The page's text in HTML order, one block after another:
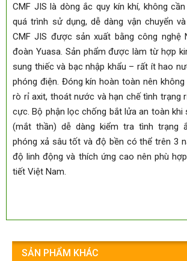
CMF JIS là dòng ắc quy kín khí, không
quá trình sử dụng, dễ dàng vận chuyển
CMF JIS được sản xuất bằng công nghệ
đoàn Yuasa. Sản phẩm được làm từ hợp
sung thiếc và bạc nhập khẩu – rất ít hao
phóng điện. Đóng kín hoàn toàn nên
rò rỉ axit, thoát nước và hạn chế tình trạng
cực. Bộ phận lọc chống bắt lửa an toàn khi
(mắt thần) dễ dàng kiểm tra tình trạng
phóng xả sâu tốt và độ bền có thể trên 3
độ linh động và thích ứng cao nên phù
tiết Việt Nam.
SẢN PHẨM KHÁC